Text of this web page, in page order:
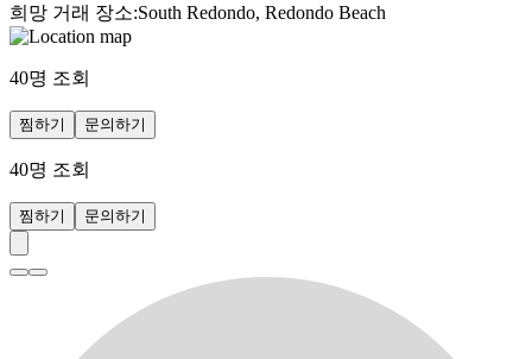
희망 거래 장소:South Redondo, Redondo Beach
40명 조회
찜하기 문의하기
40명 조회
찜하기 문의하기